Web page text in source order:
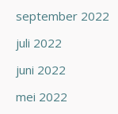
september 2022
juli 2022
juni 2022
mei 2022